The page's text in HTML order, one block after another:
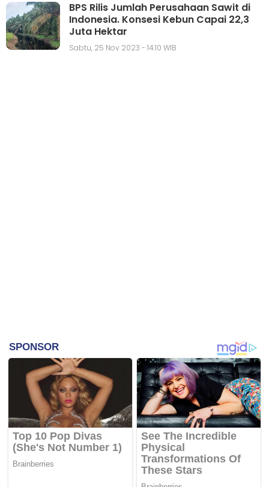
BPS Rilis Jumlah Perusahaan Sawit di
Indonesia. Konsesi Kebun Capai 22,3
Juta Hektar
Sabtu, 25 Nov 2023 - 14:10 WIB